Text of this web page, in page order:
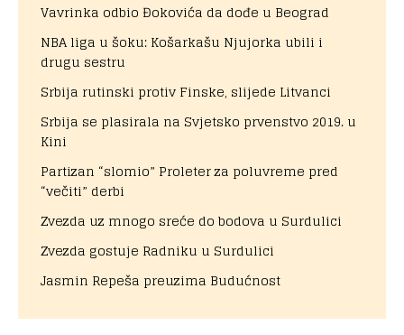
Vavrinka odbio Đokovića da dođe u Beograd
NBA liga u šoku: Košarkašu Njujorka ubili i
drugu sestru
Srbija rutinski protiv Finske, slijede Litvanci
Srbija se plasirala na Svjetsko prvenstvo 2019. u
Kini
Partizan “slomio” Proleter za poluvreme pred
“večiti” derbi
Zvezda uz mnogo sreće do bodova u Surdulici
Zvezda gostuje Radniku u Surdulici
Jasmin Repeša preuzima Budućnost